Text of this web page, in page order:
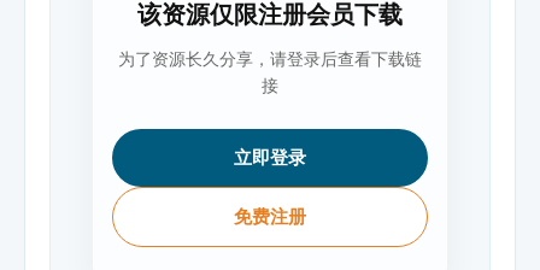
该资源仅限注册会员下载
为了资源长久分享，请登录后查看下载链
接
立即登录
免费注册